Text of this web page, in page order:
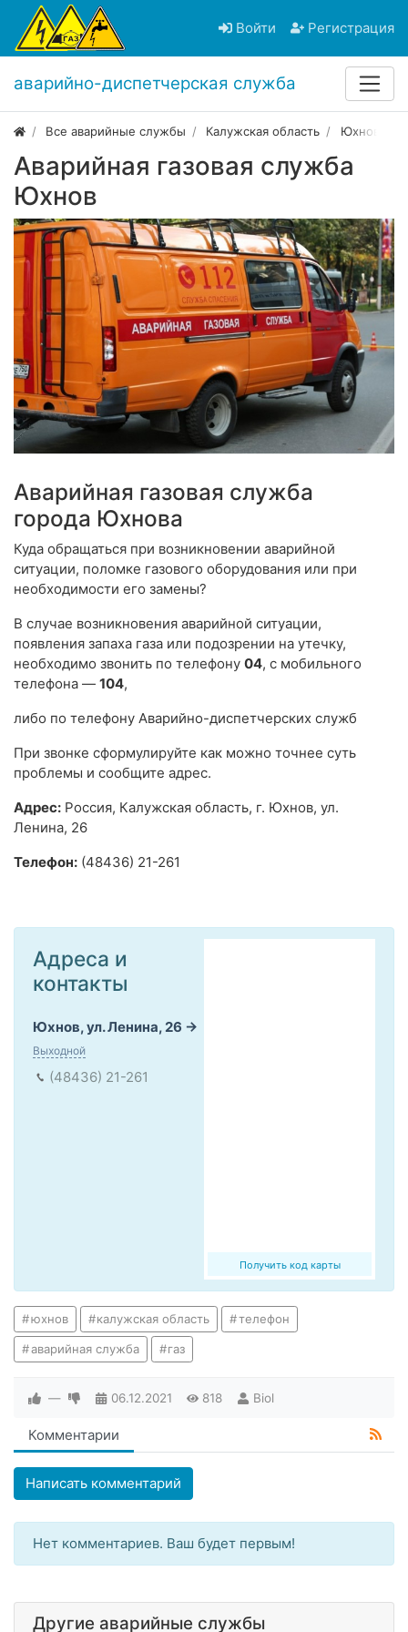
Войти Регистрация
аварийно-диспетчерская служба
Все аварийные службы Калужская область Юхнов
Аварийная газовая служба
Юхнов
Аварийная газовая служба
города Юхнова
Куда обращаться при возникновении аварийной
ситуации, поломке газового оборудования или при
необходимости его замены?
В случае возникновения аварийной ситуации,
появления запаха газа или подозрении на утечку,
необходимо звонить по телефону 04, с мобильного
телефона — 104,
либо по телефону Аварийно-диспетчерских служб
При звонке сформулируйте как можно точнее суть
проблемы и сообщите адрес.
Адрес: Россия, Калужская область, г. Юхнов, ул.
Ленина, 26
Телефон: (48436) 21-261
Получить код карты
Адреса и
контакты
Юхнов, ул. Ленина, 26
Выходной
(48436) 21-261
юхнов калужская область телефон
аварийная служба газ
— 06.12.2021 818 Biol
Комментарии
Написать комментарий
Нет комментариев. Ваш будет первым!
Другие аварийные службы